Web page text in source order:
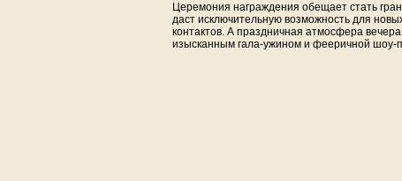
Церемония награждения обещает стать
даст исключительную возможность для
контактов. А праздничная атмосфера
изысканным гала-ужином и фееричной шоу-